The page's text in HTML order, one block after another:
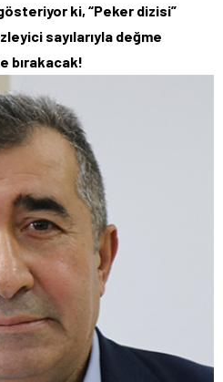
ki, “Peker dizisi”
sayılarıyla değme
bırakacak!